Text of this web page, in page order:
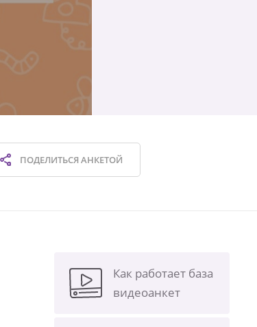
ПОДЕЛИТЬСЯАНКЕТОЙ
Как работает база
видеоанкет